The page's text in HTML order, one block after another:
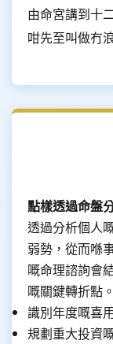
由命宮講到十
咁先至叫做冇
點樣透過命盤
透過分析個人
弱勢，從而喺
嘅命理諮詢會
嘅關鍵轉折點。
識別年度嘅喜
規劃重大投資